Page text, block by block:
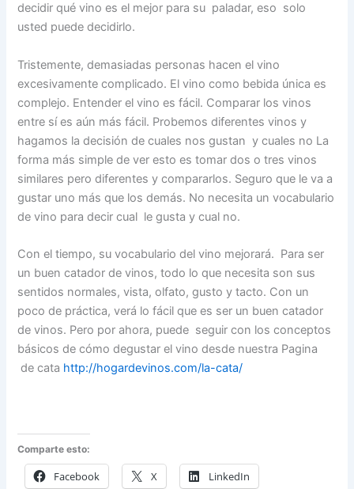
decidir qué vino es el mejor para su paladar, eso solo
usted puede decidirlo.
Tristemente, demasiadas personas hacen el vino
excesivamente complicado. El vino como bebida única es
complejo. Entender el vino es fácil. Comparar los vinos
entre sí es aún más fácil. Probemos diferentes vinos y
hagamos la decisión de cuales nos gustan y cuales no La
forma más simple de ver esto es tomar dos o tres vinos
similares pero diferentes y compararlos. Seguro que le va a
gustar uno más que los demás. No necesita un vocabulario
de vino para decir cual le gusta y cual no.
Con el tiempo, su vocabulario del vino mejorará. Para ser
un buen catador de vinos, todo lo que necesita son sus
sentidos normales, vista, olfato, gusto y tacto. Con un
poco de práctica, verá lo fácil que es ser un buen catador
de vinos. Pero por ahora, puede seguir con los conceptos
básicos de cómo degustar el vino desde nuestra Pagina
de cata http://hogardevinos.com/la-cata/
Comparte esto:
Facebook X LinkedIn